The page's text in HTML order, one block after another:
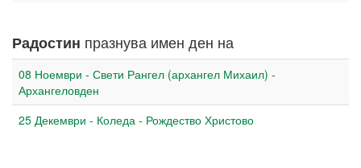
Радостин празнува имен ден на
08 Ноември - Свети Рангел (архангел Михаил) -
Архангеловден
25 Декември - Коледа - Рождество Христово